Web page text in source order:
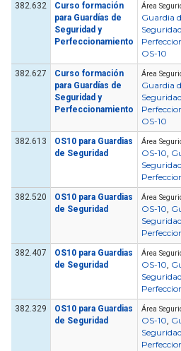
382.632
Curso formación
para Guardías de
Seguridad y
Perfeccionamiento
Área
Guardia
Seguridad
OS-10
382.627
Curso formación
para Guardías de
Seguridad y
Perfeccionamiento
Área
Guardia
Seguridad
OS-10
382.613
OS10 para Guardias
de Seguridad
Área
OS-10,
Seguridad
382.520
OS10 para Guardias
de Seguridad
Área
OS-10,
Seguridad
382.407
OS10 para Guardias
de Seguridad
Área
OS-10,
Seguridad
382.329
OS10 para Guardias
de Seguridad
Área
OS-10,
Seguridad